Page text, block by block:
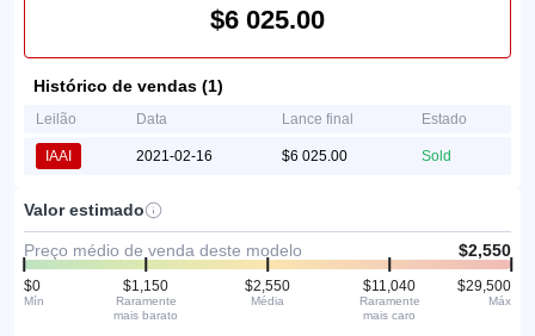
$6 025.00
Histórico de vendas (1)
Leilão Data Lance final Estado
IAAI 2021-02-16 $6 025.00 Sold
Valor estimado
Preço médio de venda deste modelo $2,550
$0
Mín
$1,150
Raramente
mais barato
$2,550
Média
$11,040
Raramente
mais caro
$29,500
Máx